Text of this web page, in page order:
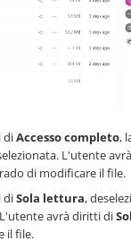
diAccesso completo,
L'utente
di modificare il file.
diSola lettura,
avrà diritti di
il file.